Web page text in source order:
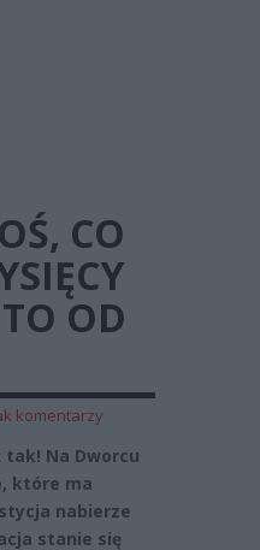
CO
OD
komentarzy
tak! Na Dworcu
które ma
nabierze
stanie się